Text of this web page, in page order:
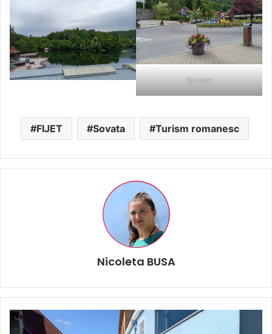
Sovata
FIJET Sovata Turism romanesc
Nicoleta BUSA
O
zi